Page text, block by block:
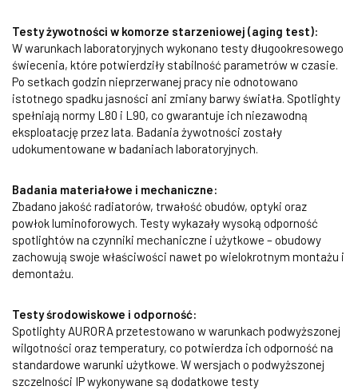
Testy żywotności w komorze starzeniowej (aging test):
W warunkach laboratoryjnych wykonano testy długookresowego
świecenia, które potwierdziły stabilność parametrów w czasie.
Po setkach godzin nieprzerwanej pracy nie odnotowano
istotnego spadku jasności ani zmiany barwy światła. Spotlighty
spełniają normy L80 i L90, co gwarantuje ich niezawodną
eksploatację przez lata. Badania żywotności zostały
udokumentowane w badaniach laboratoryjnych.
Badania materiałowe i mechaniczne:
Zbadano jakość radiatorów, trwałość obudów, optyki oraz
powłok luminoforowych. Testy wykazały wysoką odporność
spotlightów na czynniki mechaniczne i użytkowe – obudowy
zachowują swoje właściwości nawet po wielokrotnym montażu i
demontażu.
Testy środowiskowe i odporność:
Spotlighty AURORA przetestowano w warunkach podwyższonej
wilgotności oraz temperatury, co potwierdza ich odporność na
standardowe warunki użytkowe. W wersjach o podwyższonej
szczelności IP wykonywane są dodatkowe testy